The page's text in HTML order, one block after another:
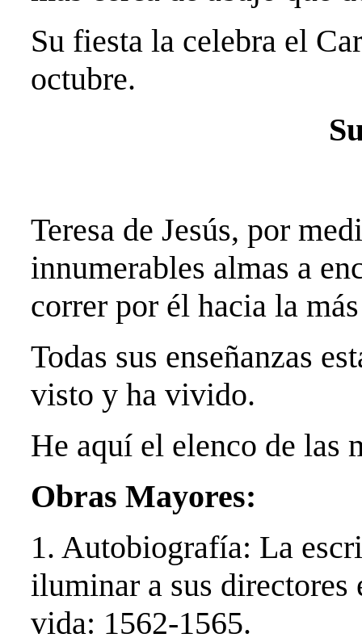
Su fiesta la celebra el
octubre.
Teresa de Jesús, por
innumerables almas a
correr por él hacia la
Todas sus enseñanzas
visto y ha vivido.
He aquí el elenco de las
Obras Mayores:
1. Autobiografía: La
iluminar a sus
vida: 1562-1565.